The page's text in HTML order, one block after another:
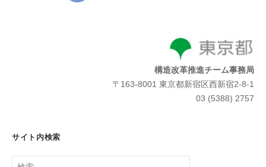
構造改革推進チーム事務局
〒163-8001 東京都新宿区西新宿2-8-1
03 (5388) 2757
サイト内検索
検